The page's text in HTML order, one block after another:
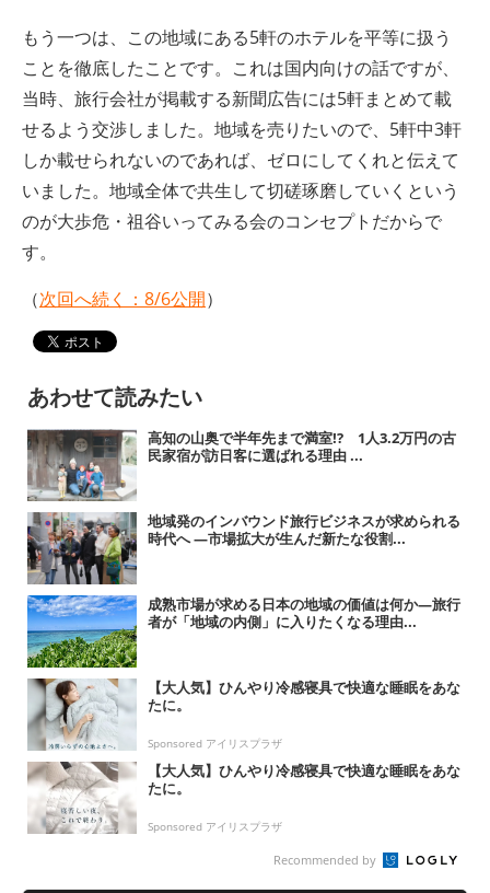
もう一つは、この地域にある5軒のホテルを平等に扱う
ことを徹底したことです。これは国内向けの話ですが、
当時、旅行会社が掲載する新聞広告には5軒まとめて載
せるよう交渉しました。地域を売りたいので、5軒中3軒
しか載せられないのであれば、ゼロにしてくれと伝えて
いました。地域全体で共生して切磋琢磨していくという
のが大歩危・祖谷いってみる会のコンセプトだからで
す。
（次回へ続く：8/6公開）
あわせて読みたい
高知の山奥で半年先まで満室!? 1人3.2万円の古
民家宿が訪日客に選ばれる理由 ...
地域発のインバウンド旅行ビジネスが求められる
時代へ ―市場拡大が生んだ新たな役割...
成熟市場が求める日本の地域の価値は何か―旅行
者が「地域の内側」に入りたくなる理由...
【大人気】ひんやり冷感寝具で快適な睡眠をあな
たに。
Sponsored アイリスプラザ
【大人気】ひんやり冷感寝具で快適な睡眠をあな
たに。
Sponsored アイリスプラザ
Recommended by